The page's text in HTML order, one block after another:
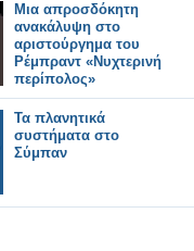
Μια απροσδόκητη
ανακάλυψη στο
αριστούργημα του
Ρέμπραντ «Νυχτερινή
περίπολος»
Τα πλανητικά
συστήματα στο
Σύμπαν